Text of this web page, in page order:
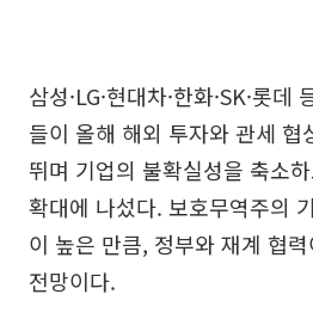
삼성·LG·현대차·한화·SK·롯
들이 올해 해외 투자와 관세 협
뛰며 기업의 불확실성을 축소
확대에 나섰다. 보호무역주의
이 높은 만큼, 정부와 재계 협
전망이다.